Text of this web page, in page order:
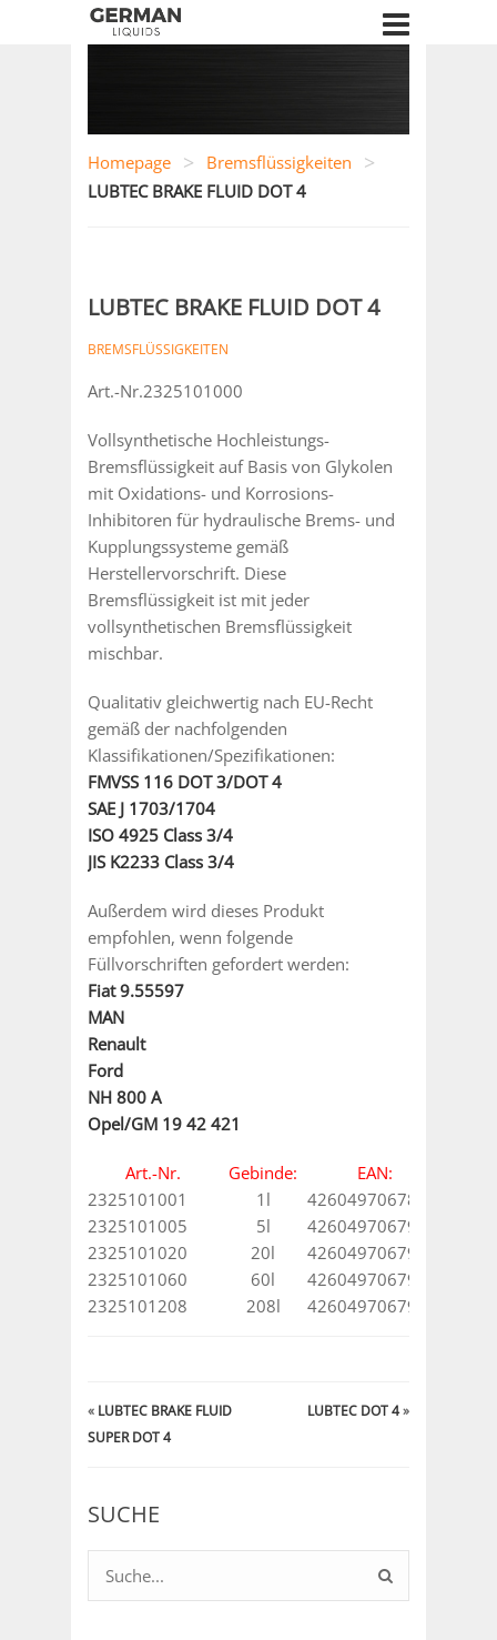
Homepage > Bremsflüssigkeiten >
LUBTEC BRAKE FLUID DOT 4
LUBTEC BRAKE FLUID DOT 4
BREMSFLÜSSIGKEITEN
Art.-Nr.2325101000
Vollsynthetische Hochleistungs-
Bremsflüssigkeit auf Basis von Glykolen
mit Oxidations- und Korrosions-
Inhibitoren für hydraulische Brems- und
Kupplungssysteme gemäß
Herstellervorschrift. Diese
Bremsflüssigkeit ist mit jeder
vollsynthetischen Bremsflüssigkeit
mischbar.
Qualitativ gleichwertig nach EU-Recht
gemäß der nachfolgenden
Klassifikationen/Spezifikationen:
FMVSS 116 DOT 3/DOT 4
SAE J 1703/1704
ISO 4925 Class 3/4
JIS K2233 Class 3/4
Außerdem wird dieses Produkt
empfohlen, wenn folgende
Füllvorschriften gefordert werden:
Fiat 9.55597
MAN
Renault
Ford
NH 800 A
Opel/GM 19 42 421
Art.-Nr. Gebinde:
EAN:
2325101001
1l
4260497067894
2325101005
5l
4260497067900
2325101020
20l
4260497067917
2325101060
60l
4260497067924
2325101208
208l 4260497067931
« LUBTEC BRAKE FLUID
SUPER DOT 4
LUBTEC DOT 4»
SUCHE